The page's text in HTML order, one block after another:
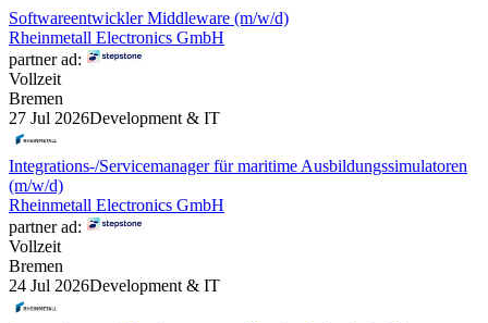
Softwareentwickler Middleware (m/w/d)
Rheinmetall Electronics GmbH
partner ad:
Vollzeit
Bremen
27 Jul 2026Development & IT
Integrations-/Servicemanager für maritime Ausbildungssimulatoren
(m/w/d)
Rheinmetall Electronics GmbH
partner ad:
Vollzeit
Bremen
24 Jul 2026Development & IT